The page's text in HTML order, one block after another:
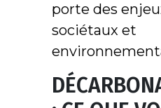
porte des
sociétaux et